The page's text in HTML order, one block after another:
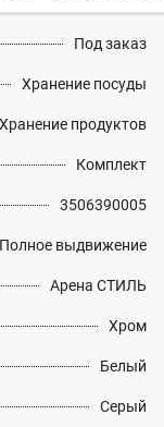
Под заказ
Хранение посуды
Хранение продуктов
Комплект
3506390005
Полное выдвижение
Арена СТИЛЬ
Хром
Белый
Серый